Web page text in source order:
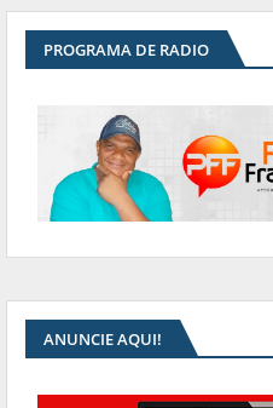
PROGRAMA DE RADIO
ANUNCIE AQUI!